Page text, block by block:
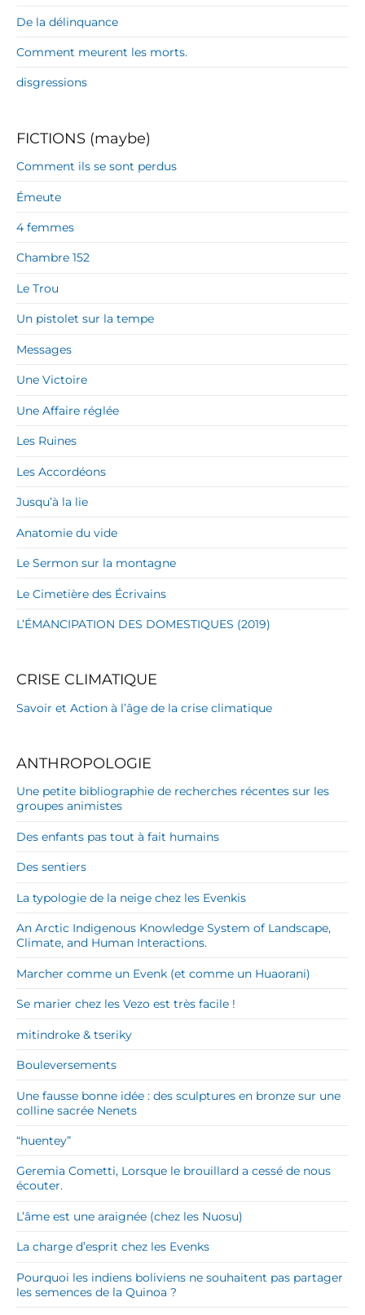
De la délinquance
Comment meurent les morts.
disgressions
FICTIONS (maybe)
Comment ils se sont perdus
Émeute
4 femmes
Chambre 152
Le Trou
Un pistolet sur la tempe
Messages
Une Victoire
Une Affaire réglée
Les Ruines
Les Accordéons
Jusqu’à la lie
Anatomie du vide
Le Sermon sur la montagne
Le Cimetière des Écrivains
L’ÉMANCIPATION DES DOMESTIQUES (2019)
CRISE CLIMATIQUE
Savoir et Action à l’âge de la crise climatique
ANTHROPOLOGIE
Une petite bibliographie de recherches récentes sur les
groupes animistes
Des enfants pas tout à fait humains
Des sentiers
La typologie de la neige chez les Evenkis
An Arctic Indigenous Knowledge System of Landscape,
Climate, and Human Interactions.
Marcher comme un Evenk (et comme un Huaorani)
Se marier chez les Vezo est très facile !
mitindroke & tseriky
Bouleversements
Une fausse bonne idée : des sculptures en bronze sur une
colline sacrée Nenets
“huentey”
Geremia Cometti, Lorsque le brouillard a cessé de nous
écouter.
L’âme est une araignée (chez les Nuosu)
La charge d’esprit chez les Evenks
Pourquoi les indiens boliviens ne souhaitent pas partager
les semences de la Quinoa ?